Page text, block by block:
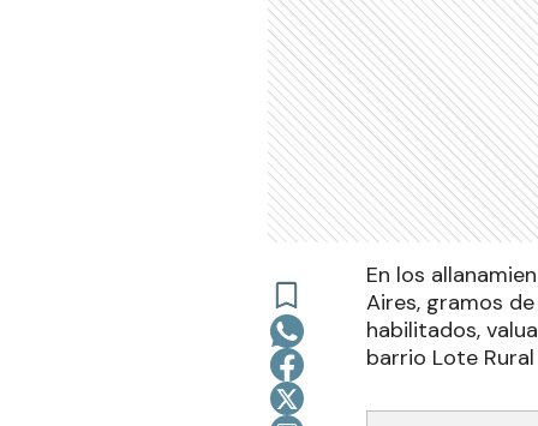
En los
Aires, gramos
habilitados,
barrio Lote